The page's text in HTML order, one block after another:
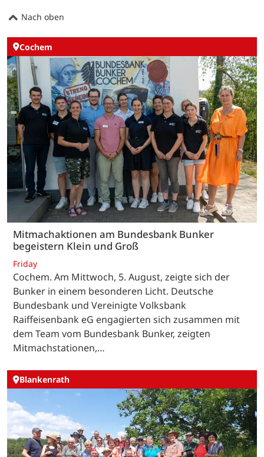
Nach oben
Cochem
Mitmachaktionen am Bundesbank Bunker
begeistern Klein und Groß
Friday
Cochem. Am Mittwoch, 5. August, zeigte sich der
Bunker in einem besonderen Licht. Deutsche
Bundesbank und Vereinigte Volksbank
Raiffeisenbank eG engagierten sich zusammen mit
dem Team vom Bundesbank Bunker, zeigten
Mitmachstationen,…
Blankenrath